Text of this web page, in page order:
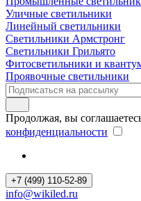
Уличные светильники
Линейный светильники
Светильники Армстронг
Светильники Грильято
Фитосветильники и
Проявочные светильники
Продолжая, вы
конфиденциальности
+7 (499) 110-52-89
info@wikiled.ru